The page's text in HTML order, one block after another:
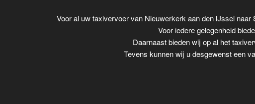
Voor al uw taxivervoer van Nieuwerkerk aan den IJssel
Voor iedere gelegenheid
Daarnaast bieden wij op al het
Tevens kunnen wij u desgewenst een